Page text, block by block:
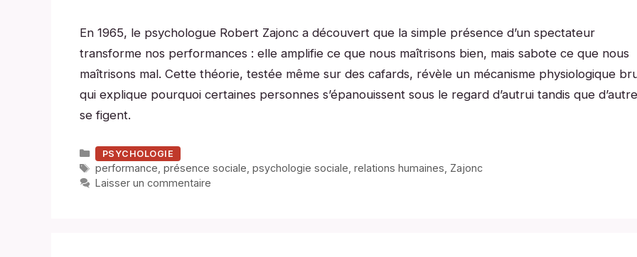
En 1965, le psychologue Robert Zajonc a découvert que la simple présence d’un spectateur
transforme nos performances : elle amplifie ce que nous maîtrisons bien, mais sabote ce que nous
maîtrisons mal. Cette théorie, testée même sur des cafards, révèle un mécanisme physiologique
qui explique pourquoi certaines personnes s’épanouissent sous le regard d’autrui tandis que
se figent.
Catégories
PSYCHOLOGIE
Étiquettes
performance présence sociale psychologie sociale relations humaines Zajonc
Laisser un commentaire